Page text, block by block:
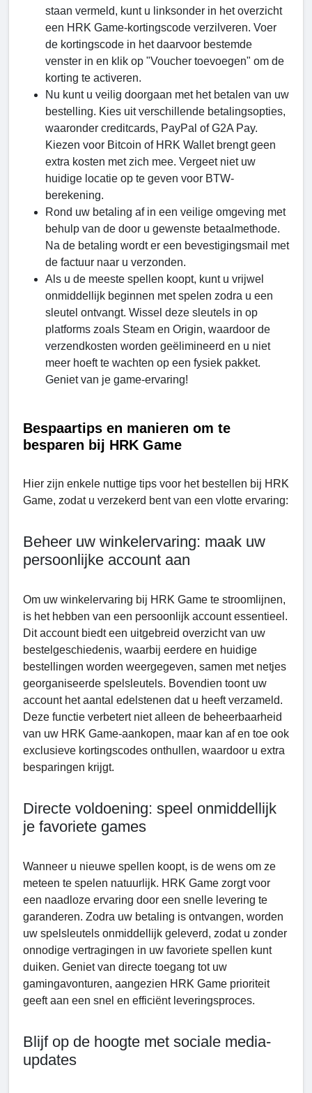
staan vermeld, kunt u linksonder in het overzicht
een HRK Game-kortingscode verzilveren. Voer
de kortingscode in het daarvoor bestemde
venster in en klik op "Voucher toevoegen" om de
korting te activeren.
Nu kunt u veilig doorgaan met het betalen van uw
bestelling. Kies uit verschillende betalingsopties,
waaronder creditcards, PayPal of G2A Pay.
Kiezen voor Bitcoin of HRK Wallet brengt geen
extra kosten met zich mee. Vergeet niet uw
huidige locatie op te geven voor BTW-
berekening.
Rond uw betaling af in een veilige omgeving met
behulp van de door u gewenste betaalmethode.
Na de betaling wordt er een bevestigingsmail met
de factuur naar u verzonden.
Als u de meeste spellen koopt, kunt u vrijwel
onmiddellijk beginnen met spelen zodra u een
sleutel ontvangt. Wissel deze sleutels in op
platforms zoals Steam en Origin, waardoor de
verzendkosten worden geëlimineerd en u niet
meer hoeft te wachten op een fysiek pakket.
Geniet van je game-ervaring!
Bespaartips en manieren om te
besparen bij HRK Game
Hier zijn enkele nuttige tips voor het bestellen bij HRK
Game, zodat u verzekerd bent van een vlotte ervaring:
Beheer uw winkelervaring: maak uw
persoonlijke account aan
Om uw winkelervaring bij HRK Game te stroomlijnen,
is het hebben van een persoonlijk account essentieel.
Dit account biedt een uitgebreid overzicht van uw
bestelgeschiedenis, waarbij eerdere en huidige
bestellingen worden weergegeven, samen met netjes
georganiseerde spelsleutels. Bovendien toont uw
account het aantal edelstenen dat u heeft verzameld.
Deze functie verbetert niet alleen de beheerbaarheid
van uw HRK Game-aankopen, maar kan af en toe ook
exclusieve kortingscodes onthullen, waardoor u extra
besparingen krijgt.
Directe voldoening: speel onmiddellijk
je favoriete games
Wanneer u nieuwe spellen koopt, is de wens om ze
meteen te spelen natuurlijk. HRK Game zorgt voor
een naadloze ervaring door een snelle levering te
garanderen. Zodra uw betaling is ontvangen, worden
uw spelsleutels onmiddellijk geleverd, zodat u zonder
onnodige vertragingen in uw favoriete spellen kunt
duiken. Geniet van directe toegang tot uw
gamingavonturen, aangezien HRK Game prioriteit
geeft aan een snel en efficiënt leveringsproces.
Blijf op de hoogte met sociale media-
updates